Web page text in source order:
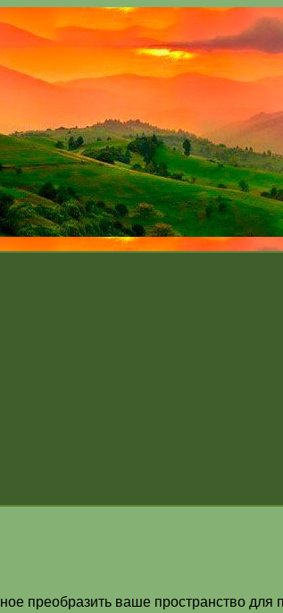
преобразить ваше пространство для